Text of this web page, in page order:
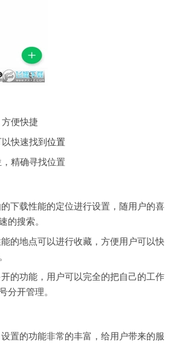
便快捷
快速找到 位置
精确寻找位置
下载性能的定位进行设置，随用户的喜
的搜索。
的地点可以进行收藏，方便用户可以快
的功能，用户可以完全的把自己的工作
分开管理。
置的功能非常的丰富，给用户带来的服